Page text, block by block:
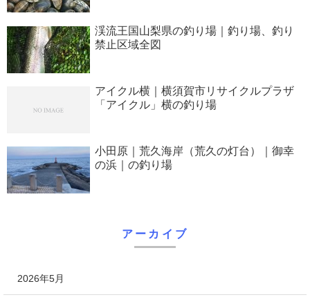
渓流王国山梨県の釣り場｜釣り場、釣り
禁止区域全図
アイクル横｜横須賀市リサイクルプラザ
「アイクル」横の釣り場
小田原｜荒久海岸（荒久の灯台）｜御幸
の浜｜の釣り場
アーカイブ
2026年5月